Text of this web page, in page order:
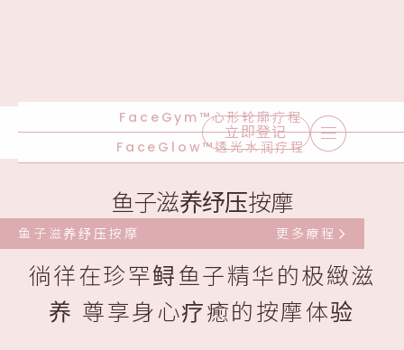
FaceGym™心形轮廓疗程
FaceGlow™透光水润疗程
立即登记
鱼子滋养纾压按摩 更多療程
鱼子滋养纾压按摩
徜徉在珍罕鲟鱼子精华的极緻滋
养 尊享身心疗癒的按摩体验